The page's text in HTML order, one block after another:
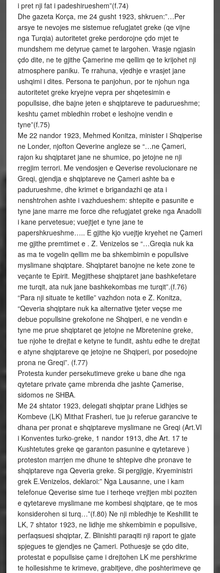
i pret nji fat i padeshirueshem”(f.74)
Dhe gazeta Korça, me 24 gusht 1923, shkruen:”…Per
arsye te nevojes me sistemue refugjatet greke (qe vijne
nga Turqia) autoritetet greke perdorojne çdo mjet te
mundshem me detyrue çamet te largohen. Vrasje ngjasin
çdo dite, ne te gjithe Çamerine me qellim qe te krijohet nji
atmosphere paniku. Te rrahuna, vjedhje e vrasjet jane
ushqimi i dites. Persona te panjohun, por te njohun nga
autoritetet greke kryejne vepra per shqetesimin e
popullsise, dhe bajne jeten e shqiptareve te padurueshme;
keshtu çamet mbledhin rrobet e leshojne vendin e
tyne”(f.75)
Me 22 nandor 1923, Mehmed Konitza, minister i Shqiperise
ne Londer, njofton Qeverine angleze se “…ne Çameri,
rajon ku shqiptaret jane ne shumice, po jetojne ne nji
rregjim terrori. Me vendosjen e Qeverise revolucionare ne
Greqi, gjendja e shqiptareve ne Çameri ashte ba e
padurueshme, dhe krimet e brigandazhi qe ata i
nenshtrohen ashte i vazhdueshem: shtepite e pasunite e
tyne jane marre me force dhe refugjatet greke nga Anadolli
i kane pervetesue; vuejtjet e tyne jane te
papershkrueshme….. E gjithe kjo vuejtje kryehet ne Çameri
me gjithe premtimet e . Z. Venizelos se “…Greqia nuk ka
as ma te vogelin qellim me ba shkembimin e popullsive
myslimane shqiptare. Shqiptaret banojne ne kete zone te
veçante te Epirit. Megjithese shqiptaret jane bashkefetare
me turqit, ata nuk jane bashkekombas me turqit”.(f.76)
“Para nji situate te ketille” vazhdon nota e Z. Konitza,
“Qeveria shqiptare nuk ka alternative tjeter veçse me
debue popullsine grekofone ne Shqiperi, e ne vendin e
tyne me prue shqiptaret qe jetojne ne Mbretenine greke,
tue njohe te drejtat e ketyne te fundit, ashtu edhe te drejtat
e atyne shqiptareve qe jetojne ne Shqiperi, por posedojne
prona ne Greqi”. (f.77)
Protesta kunder persekutimeve greke u bane dhe nga
qytetare private çame mbrenda dhe jashte Çamerise,
sidomos ne SHBA.
Me 24 shtator 1923, delegati shqiptar prane Lidhjes se
Kombeve (LK) Mithat Frasheri, tue ju referue garancive te
dhana per pronat e shqiptareve myslimane ne Greqi (Art.VI
i Konventes turko-greke, 1 nandor 1913, dhe Art. 17 te
Kushtetutes greke qe garanton pasunine e qytetareve )
proteston marrjen me dhune te shtepive dhe pronave te
shqiptareve nga Qeveria greke. Si pergjigje, Kryeministri
grek E.Venizelos, deklaroi:” Nga Lausanne, une i kam
telefonue Qeverise sime tue i terheqe vrejtjen mbi poziten
e qytetareve myslimane me kombesi shqiptare, qe te mos
konsiderohen si turq…”(f.80) Ne nji mbledhje te Keshillit te
LK, 7 shtator 1923, ne lidhje me shkembimin e popullsive,
perfaqsuesi shqiptar, Z. Blinishti paraqiti nji raport te gjate
spjegues te gjendjes ne Çameri. Pothuesje se çdo dite,
protestat e popullsise çame i drejtohen LK me pershkrime
te hollesishme te krimeve, grabitjeve, dhe poshterimeve qe